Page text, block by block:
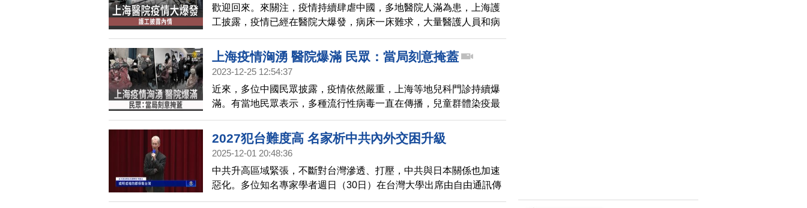
歡迎回來。來關注，疫情持續肆虐中國，多地醫院人滿為患，上海護
工披露，疫情已經在醫院大爆發，病床一床難求，大量醫護人員和病
人以及家屬感染。
上海疫情洶湧 醫院爆滿 民眾：當局刻意掩蓋
2023-12-25 12:54:37
近來，多位中國民眾披露，疫情依然嚴重，上海等地兒科門診持續爆
滿。有當地民眾表示，多種流行性病毒一直在傳播，兒童群體染疫最
為嚴重，但當局依然掩蓋疫情真相。
2027犯台難度高 名家析中共內外交困升級
2025-12-01 20:48:36
中共升高區域緊張，不斷對台灣滲透、打壓，中共與日本關係也加速
惡化。多位知名專家學者週日（30日）在台灣大學出席由自由通訊傳
播協會主辦的系列政經座談會，探討主題，「國際局勢激烈變化下，